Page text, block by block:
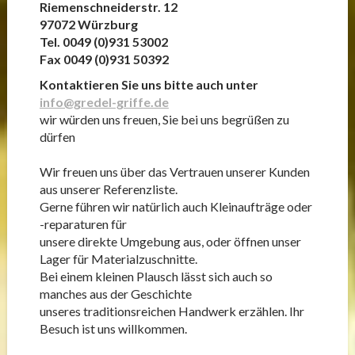
Riemenschneiderstr. 12
97072 Würzburg
Tel. 0049 (0)931 53002
Fax 0049 (0)931 50392
Kontaktieren Sie uns bitte auch unter
info@gredel-griffe.de
wir würden uns freuen, Sie bei uns begrüßen zu
dürfen
Wir freuen uns über das Vertrauen unserer Kunden
aus unserer Referenzliste.
Gerne führen wir natürlich auch Kleinaufträge oder
-reparaturen für
unsere direkte Umgebung aus, oder öffnen unser
Lager für Materialzuschnitte.
Bei einem kleinen Plausch lässt sich auch so
manches aus der Geschichte
unseres traditionsreichen Handwerk erzählen. Ihr
Besuch ist uns willkommen.